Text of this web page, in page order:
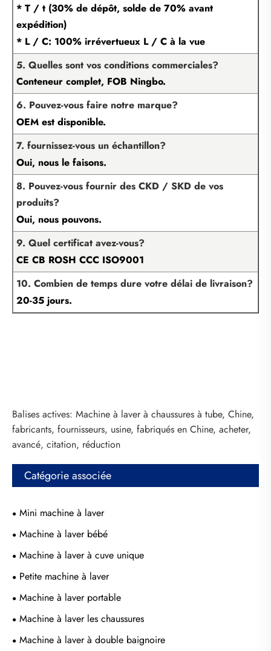
* T / t (30% de dépôt, solde de 70% avant
expédition)
* L / C: 100% irrévertueux L / C à la vue
5. Quelles sont vos conditions commerciales?
Conteneur complet, FOB Ningbo.
6. Pouvez-vous faire notre marque?
OEM est disponible.
7. fournissez-vous un échantillon?
Oui, nous le faisons.
8. Pouvez-vous fournir des CKD / SKD de vos
produits?
Oui, nous pouvons.
9. Quel certificat avez-vous?
CE CB ROSH CCC ISO9001
10. Combien de temps dure votre délai de livraison?
20-35 jours.
Balises actives: Machine à laver à chaussures à tube, Chine,
fabricants, fournisseurs, usine, fabriqués en Chine, acheter,
avancé, citation, réduction
Catégorie associée
Mini machine à laver
Machine à laver bébé
Machine à laver à cuve unique
Petite machine à laver
Machine à laver portable
Machine à laver les chaussures
Machine à laver à double baignoire